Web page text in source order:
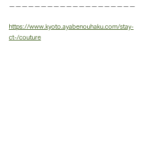
ーーーーーーーーーーーーーーーーーーーー
https://www.kyoto.ayabenouhaku.com/stay-
ct-/couture